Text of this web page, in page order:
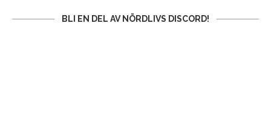
BLI EN DEL AV NÖRDLIVS DISCORD!